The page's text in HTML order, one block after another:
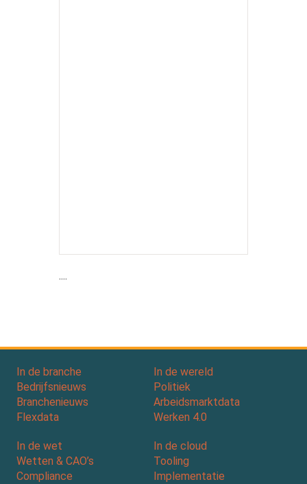
....
In de branche
Bedrijfsnieuws
Branchenieuws
Flexdata
In de wereld
Politiek
Arbeidsmarktdata
Werken 4.0
In de wet
Wetten & CAO’s
Compliance
In de cloud
Tooling
Implementatie